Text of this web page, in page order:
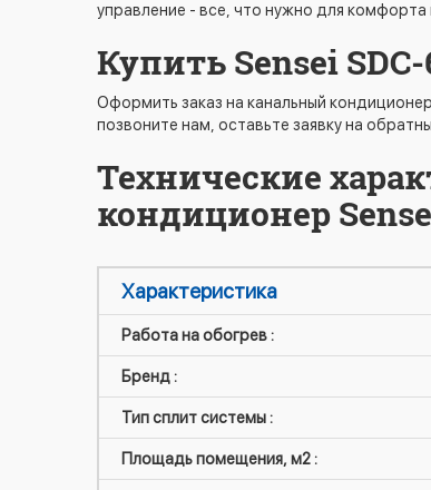
управление - все, что нужно для
Купить Sensei
Оформить заказ на канальный
позвоните нам, оставьте заявку на
Технические
кондиционер
Характеристика
Работа на обогрев :
Бренд :
Тип сплит системы :
Площадь помещения, м2 :